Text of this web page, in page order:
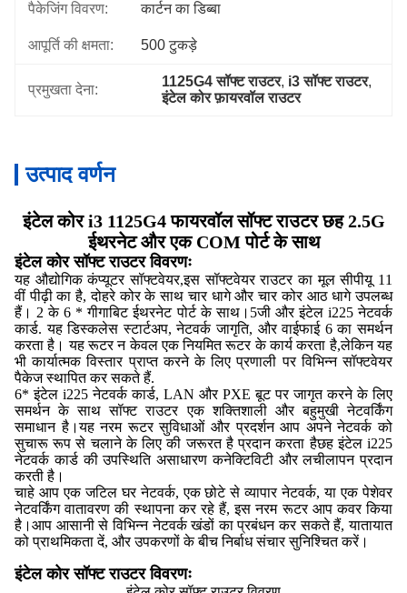
पैकेजिंग विवरण: कार्टन का डिब्बा
आपूर्ति की क्षमता: 500 टुकड़े
प्रमुखता देना:
1125G4 सॉफ्ट राउटर, i3 सॉफ्ट राउटर,
इंटेल कोर फ़ायरवॉल राउटर
उत्पाद वर्णन
इंटेल कोर i3 1125G4 फायरवॉल सॉफ्ट राउटर छह 2.5G
ईथरनेट और एक COM पोर्ट के साथ
इंटेल कोर सॉफ्ट राउटर विवरणः
यह औद्योगिक कंप्यूटर सॉफ्टवेयर,इस सॉफ्टवेयर राउटर का मूल सीपीयू 11
वीं पीढ़ी का है, दोहरे कोर के साथ चार धागे और चार कोर आठ धागे उपलब्ध
हैं। 2 के 6 * गीगाबिट ईथरनेट पोर्ट के साथ।5जी और इंटेल i225 नेटवर्क
कार्ड. यह डिस्कलेस स्टार्टअप, नेटवर्क जागृति, और वाईफाई 6 का समर्थन
करता है। यह रूटर न केवल एक नियमित रूटर के कार्य करता है,लेकिन यह
भी कार्यात्मक विस्तार प्राप्त करने के लिए प्रणाली पर विभिन्न सॉफ्टवेयर
पैकेज स्थापित कर सकते हैं.
6* इंटेल i225 नेटवर्क कार्ड, LAN और PXE बूट पर जागृत करने के लिए
समर्थन के साथ सॉफ्ट राउटर एक शक्तिशाली और बहुमुखी नेटवर्किंग
समाधान है।यह नरम रूटर सुविधाओं और प्रदर्शन आप अपने नेटवर्क को
सुचारू रूप से चलाने के लिए की जरूरत है प्रदान करता हैछह इंटेल i225
नेटवर्क कार्ड की उपस्थिति असाधारण कनेक्टिविटी और लचीलापन प्रदान
करती है।
चाहे आप एक जटिल घर नेटवर्क, एक छोटे से व्यापार नेटवर्क, या एक पेशेवर
नेटवर्किंग वातावरण की स्थापना कर रहे हैं, इस नरम रूटर आप कवर किया
है।आप आसानी से विभिन्न नेटवर्क खंडों का प्रबंधन कर सकते हैं, यातायात
को प्राथमिकता दें, और उपकरणों के बीच निर्बाध संचार सुनिश्चित करें।
इंटेल कोर सॉफ्ट राउटर विवरणः